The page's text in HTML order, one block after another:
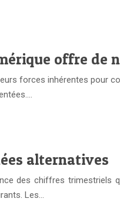
offre de
forces inhérentes pour
alternatives
des chiffres
Les…